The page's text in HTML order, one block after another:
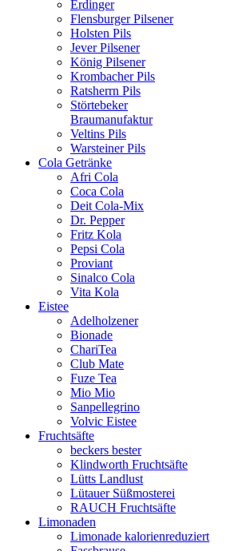
Erdinger
Flensburger Pilsener
Holsten Pils
Jever Pilsener
König Pilsener
Krombacher Pils
Ratsherrn Pils
Störtebeker
Braumanufaktur
Veltins Pils
Warsteiner Pils
Cola Getränke
Afri Cola
Coca Cola
Deit Cola-Mix
Dr. Pepper
Fritz Kola
Pepsi Cola
Proviant
Sinalco Cola
Vita Kola
Eistee
Adelholzener
Bionade
ChariTea
Club Mate
Fuze Tea
Mio Mio
Sanpellegrino
Volvic Eistee
Fruchtsäfte
beckers bester
Klindworth Fruchtsäfte
Lütts Landlust
Lütauer Süßmosterei
RAUCH Fruchtsäfte
Limonaden
Limonade kalorienreduziert